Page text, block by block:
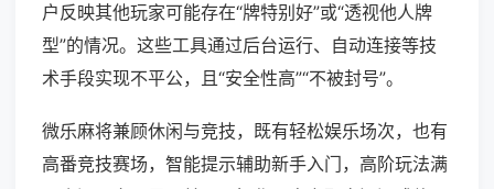
户反映其他玩家可能存在“牌特别好”或“透视他人牌
型”的情况。这些工具通过后台运行、自动连接等技
术手段实现不平公，且“安全性高”“不被封号”。
微乐麻将兼顾休闲与竞技，既有轻松娱乐场次，也有
高番竞技赛场，智能提示辅助新手入门，高阶玩法满